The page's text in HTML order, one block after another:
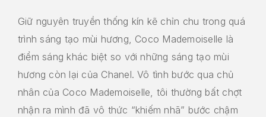
Giữ nguyên truyền thống kín kẽ chỉn chu trong quá
trình sáng tạo mùi hương, Coco Mademoiselle là
điểm sáng khác biệt so với những sáng tạo mùi
hương còn lại của Chanel. Vô tình bước qua chủ
nhân của Coco Mademoiselle, tôi thường bất chợt
nhận ra mình đã vô thức “khiếm nhã” bước chậm